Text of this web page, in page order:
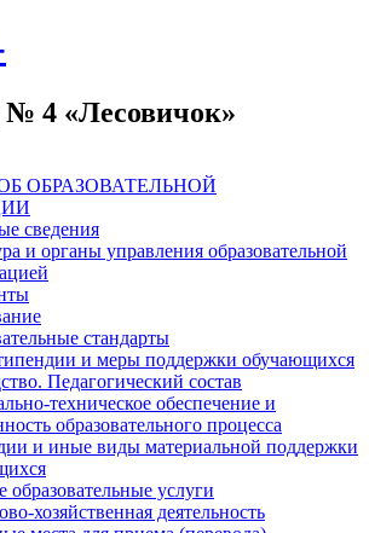
№ 4 «Лесовичок»
ОБРАЗОВАТЕЛЬНОЙ
сведения
и органы управления образовательной
стандарты
и меры поддержки обучающихся
Педагогический состав
техническое обеспечение и
образовательного процесса
и иные виды материальной поддержки
образовательные услуги
хозяйственная деятельность